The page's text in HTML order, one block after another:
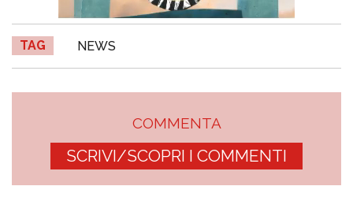
TAG NEWS
COMMENTA
SCRIVI/SCOPRI I COMMENTI